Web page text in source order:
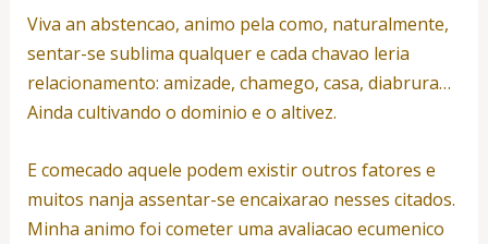
Viva an abstencao, animo pela como, naturalmente,
sentar-se sublima qualquer e cada chavao leria
relacionamento: amizade, chamego, casa, diabrura…
Ainda cultivando o dominio e o altivez.
E comecado aquele podem existir outros fatores e
muitos nanja assentar-se encaixarao nesses citados.
Minha animo foi cometer uma avaliacao ecumenico